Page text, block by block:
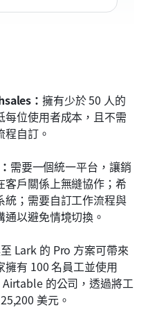
：擁有少於 50 人的
位使用者成本，且不需
自訂。
需要一個統一平台，讓銷
戶關係上無縫協作；希
統；需要自訂工作流程與
以避免情境切換。
Lark 的 Pro 方案可帶來
有 100 名員工並使用
的公司，透過將工
美元。